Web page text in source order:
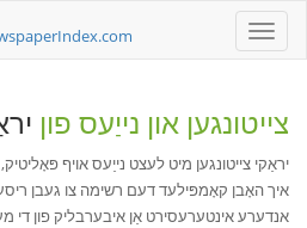
Toggle
navigation
צייטונגען און נייַעס פון
יראַקי צייטונגען מיט לעצט נייַעס אויף
איך האָבן קאָמפּילעד דעם רשימה צו געבן
אנדערע אינטערעסירט אַן איבערבליק פון די